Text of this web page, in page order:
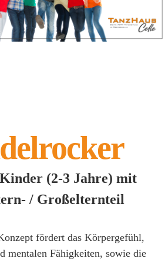
(2-3 Jahre) mit
/ Großelternteil
fördert das Körpergefühl,
mentalen Fähigkeiten, sowie die